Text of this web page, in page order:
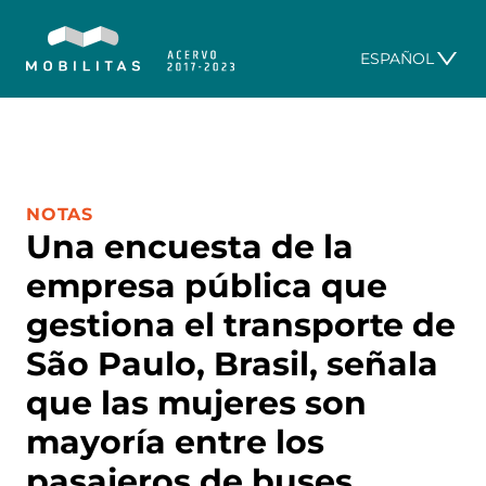
ESPAÑOL
Una encuesta de la
empresa pública que
gestiona el transporte de
São Paulo, Brasil, señala
que las mujeres son
mayoría entre los
CATEGORÍA:
NOTAS